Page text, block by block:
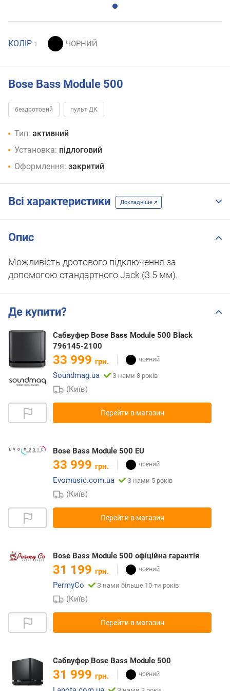
КОЛІР 1
Bose Bass Module 500
бездротовий пульт ДК
Тип: активний
Установка: підлоговий
Оформлення: закритий
Всі характеристики Докладніше
Опис
Можливість дротового підключення за
допомогою стандартного Jack (3.5 мм).
Де купити?
Сабвуфер Bose Bass Module 500 Black
796145-2100
33 999 грн.
Soundmag.ua
З нами 8 років
(Київ)
Перейти в магазин
Bose Bass Module 500 EU
33 999 грн.
Evomusic.com.ua
З нами 5 років
(Київ)
Перейти в магазин
Bose Bass Module 500 офіційна гарантія
31 199 грн.
PermyCo
З нами більше 10-ти років
(Київ)
Перейти в магазин
Сабвуфер Bose Bass Module 500
31 999 грн.